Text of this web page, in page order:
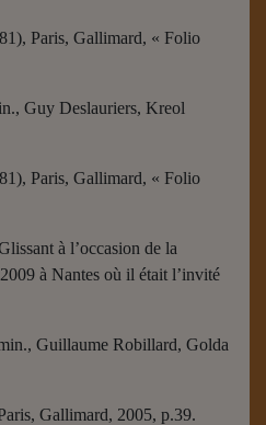
Paris, Gallimard, « Folio
Guy Deslauriers, Kreol
Paris, Gallimard, « Folio
à l’occasion de la
à Nantes où il était l’invité
Guillaume Robillard, Golda
Gallimard, 2005, p.39.